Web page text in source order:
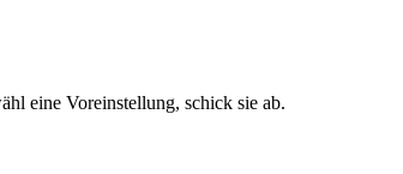
eine Voreinstellung, schick sie ab.